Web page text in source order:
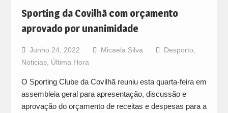
Sporting da Covilhã com orçamento
aprovado por unanimidade
Junho 24, 2022 Micaela Silva Desporto
Noticias, Última Hora
O Sporting Clube da Covilhã reuniu esta quarta-feira em
assembleia geral para apresentação, discussão e
aprovação do orçamento de receitas e despesas para a